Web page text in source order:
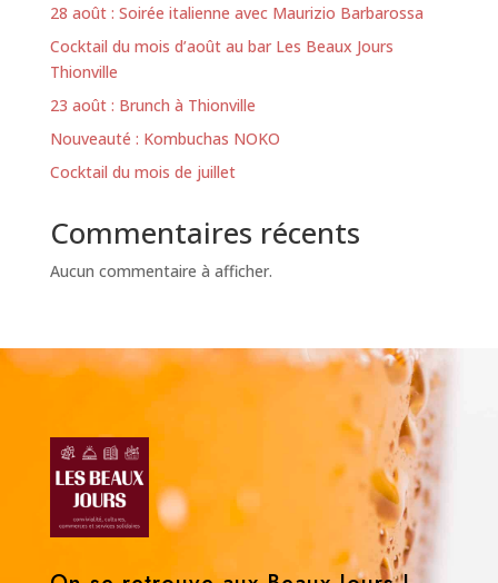
28 août : Soirée italienne avec Maurizio Barbarossa
Cocktail du mois d’août au bar Les Beaux Jours
Thionville
23 août : Brunch à Thionville
Nouveauté : Kombuchas NOKO
Cocktail du mois de juillet
Commentaires récents
Aucun commentaire à afficher.